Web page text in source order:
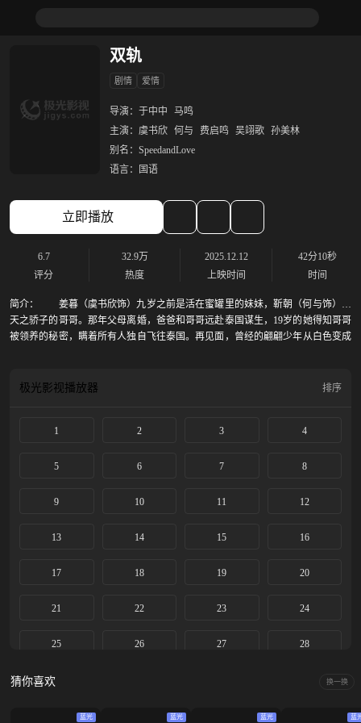
双轨
剧情 爱情
导演： 于中中
马鸣
主演： 虞书欣 何与 费启鸣 吴翊歌 孙美林
别名： SpeedandLove
语言：
国语
立即播放
6.7
评分
32.9万
热度
2025.12.12
上映时间
42分10秒
时间
简介：
姜暮（虞书欣饰）九岁之前是活在蜜罐里的妹妹，靳朝（何与饰）是
天之骄子的哥哥。那年父母离婚，爸爸和哥哥远赴泰国谋生，19岁的她得知哥哥
被领养的秘密，瞒着所有人独自飞往泰国。再见面，曾经的翩翩少年从白色变成
玖远所著小说《双轨》。
极光影视播放器 排序
1 2 3 4
5 6 7 8
9 10 11 12
13 14 15 16
17 18 19 20
21 22 23 24
25 26 27 28
29
猜你喜欢 换一换
蓝光 蓝光 蓝光 蓝